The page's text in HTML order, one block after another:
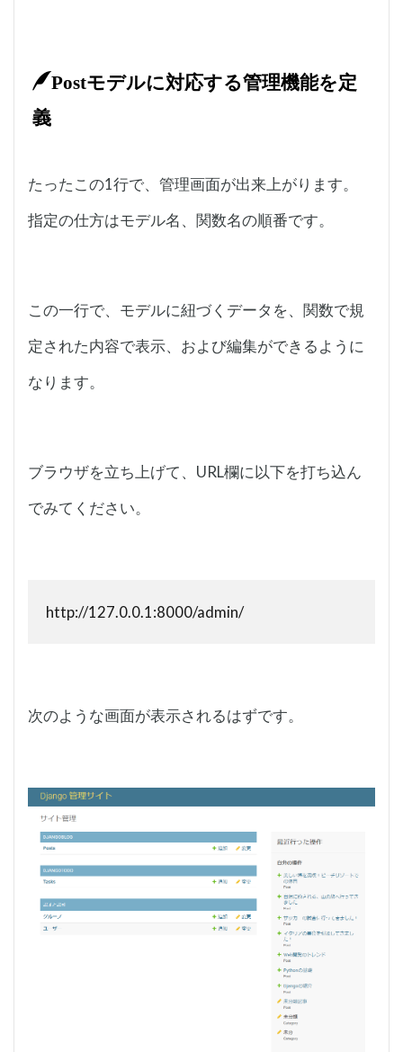
Postモデルに対応する管理機能を定
義
たったこの1行で、管理画面が出来上がります。
指定の仕方はモデル名、関数名の順番です。
この一行で、モデルに紐づくデータを、関数で規
定された内容で表示、および編集ができるように
なります。
ブラウザを立ち上げて、URL欄に以下を打ち込ん
でみてください。
http://127.0.0.1:8000/admin/
次のような画面が表示されるはずです。